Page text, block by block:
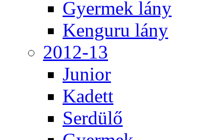
Gyermek lány
Kenguru lány
2012-13
Junior
Kadett
Serdülő